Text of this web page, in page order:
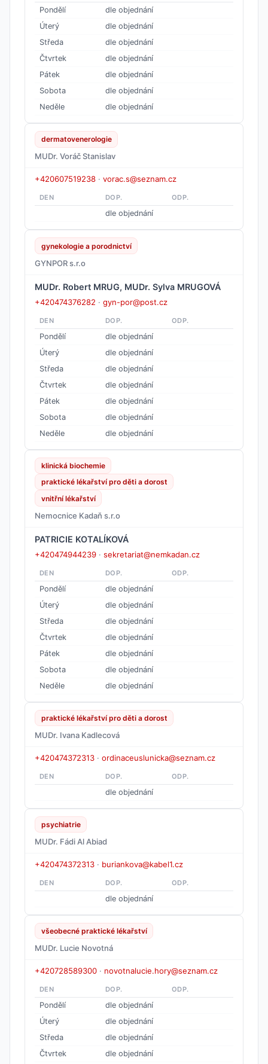
Pondělí
dle objednání
Úterý
dle objednání
Středa
dle objednání
Čtvrtek
dle objednání
Pátek
dle objednání
Sobota
dle objednání
Neděle
dle objednání
dermatovenerologie
MUDr. Voráč Stanislav
+420607519238 · vorac.s@seznam.cz
DEN DOP. ODP.
dle objednání
gynekologie a porodnictví
GYNPOR s.r.o
MUDr. Robert MRUG, MUDr. Sylva MRUGOVÁ
+420474376282 · gyn-por@post.cz
DEN DOP. ODP.
Pondělí
dle objednání
Úterý
dle objednání
Středa
dle objednání
Čtvrtek
dle objednání
Pátek
dle objednání
Sobota
dle objednání
Neděle
dle objednání
klinická biochemie
praktické lékařství pro děti a dorost
vnitřní lékařství
Nemocnice Kadaň s.r.o
PATRICIE KOTALÍKOVÁ
+420474944239 · sekretariat@nemkadan.cz
DEN DOP. ODP.
Pondělí
dle objednání
Úterý
dle objednání
Středa
dle objednání
Čtvrtek
dle objednání
Pátek
dle objednání
Sobota
dle objednání
Neděle
dle objednání
praktické lékařství pro děti a dorost
MUDr. Ivana Kadlecová
+420474372313 · ordinaceuslunicka@seznam.cz
DEN DOP. ODP.
dle objednání
psychiatrie
MUDr. Fádi Al Abiad
+420474372313 · buriankova@kabel1.cz
DEN DOP. ODP.
dle objednání
všeobecné praktické lékařství
MUDr. Lucie Novotná
+420728589300 · novotnalucie.hory@seznam.cz
DEN DOP. ODP.
Pondělí
dle objednání
Úterý
dle objednání
Středa
dle objednání
Čtvrtek
dle objednání